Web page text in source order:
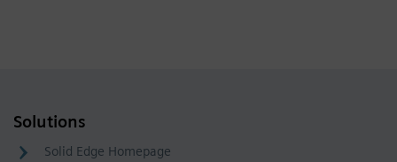
Solutions
Solid Edge Homepage